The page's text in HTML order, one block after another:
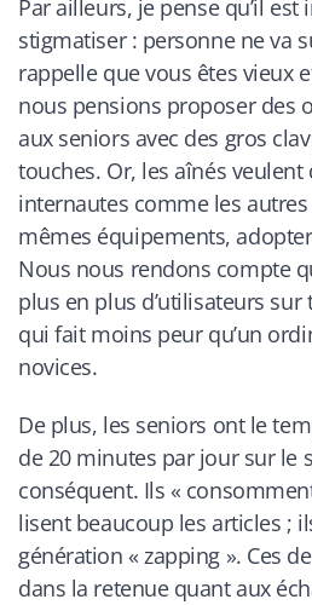
Par ailleurs, je pense qu’il
stigmatiser : personne ne va
rappelle que vous êtes vieux
nous pensions proposer des
aux seniors avec des gros
touches. Or, les aînés veulent
internautes comme les
mêmes équipements,
Nous nous rendons compte
plus en plus d’utilisateurs sur
qui fait moins peur qu’un
novices.
De plus, les seniors ont le
de 20 minutes par jour sur le
conséquent. Ils «
lisent beaucoup les articles ;
génération « zapping ». Ces
dans la retenue quant aux